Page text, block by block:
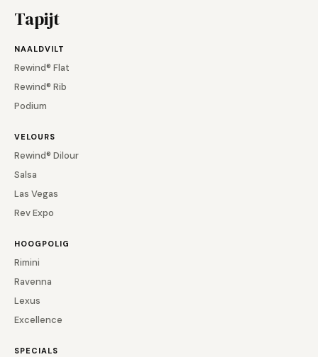
Nagels
Tapijt
NAALDVILT
Rewind® Flat
Rewind® Rib
Podium
VELOURS
Rewind® Dilour
Salsa
Las Vegas
Rev Expo
HOOGPOLIG
Rimini
Ravenna
Lexus
Excellence
SPECIALS